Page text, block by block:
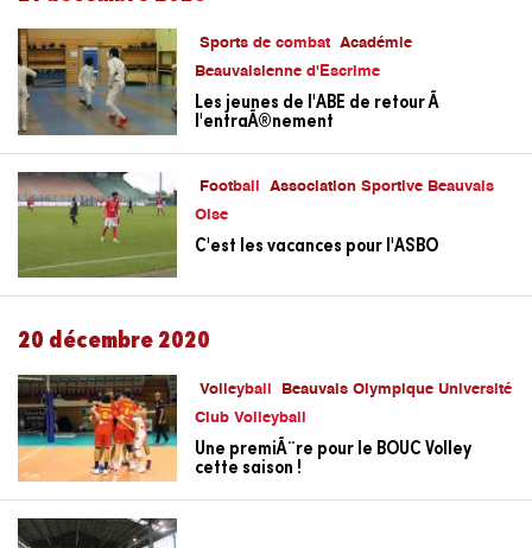
Sports de combat
Académie
Beauvaisienne d'Escrime
Les jeunes de l'ABE de retour Ã
l'entraÃ®nement
Football
Association Sportive Beauvais
Oise
C'est les vacances pour l'ASBO
20 décembre 2020
Volleyball
Beauvais Olympique Université
Club Volleyball
Une premiÃ¨re pour le BOUC Volley
cette saison !